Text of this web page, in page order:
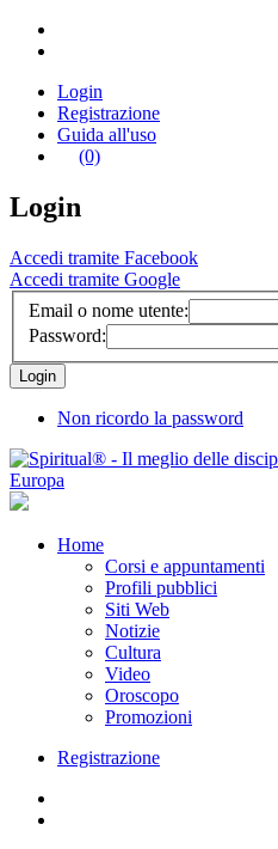
Login
Registrazione
Guida all'uso
(0)
Login
Accedi tramite Facebook
Accedi tramite Google
Email o nome utente:
Password:
Non ricordo la password
Home
Corsi e appuntamenti
Profili pubblici
Siti Web
Notizie
Cultura
Video
Oroscopo
Promozioni
Registrazione